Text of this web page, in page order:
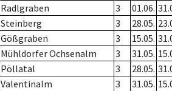
Radlgraben 3 01.06.
Steinberg 3 28.05.
Gößgraben 3 15.05.
Mühldorfer Ochsenalm 3 31.05.
Pöllatal 3 28.05.
Valentinalm 3 31.05.